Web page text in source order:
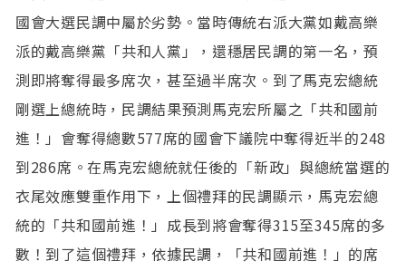
國會大選民調中屬於劣勢。當時傳統右派大黨如戴高樂
派的戴高樂黨「共和人黨」，還穩居民調的第一名，預
測即將奪得最多席次，甚至過半席次。到了馬克宏總統
剛選上總統時，民調結果預測馬克宏所屬之「共和國前
進！」會奪得總數577席的國會下議院中奪得近半的248
到286席。在馬克宏總統就任後的「新政」與總統當選的
衣尾效應雙重作用下，上個禮拜的民調顯示，馬克宏總
統的「共和國前進！」成長到將會奪得315至345席的多
數！到了這個禮拜，依據民調，「共和國前進！」的席